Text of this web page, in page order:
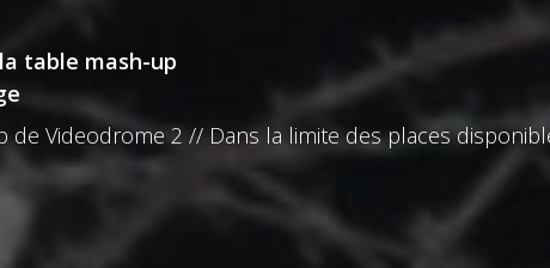
table mash-up
Videodrome 2 // Dans la limite des places